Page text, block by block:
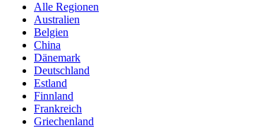
Alle Regionen
Australien
Belgien
China
Dänemark
Deutschland
Estland
Finnland
Frankreich
Griechenland